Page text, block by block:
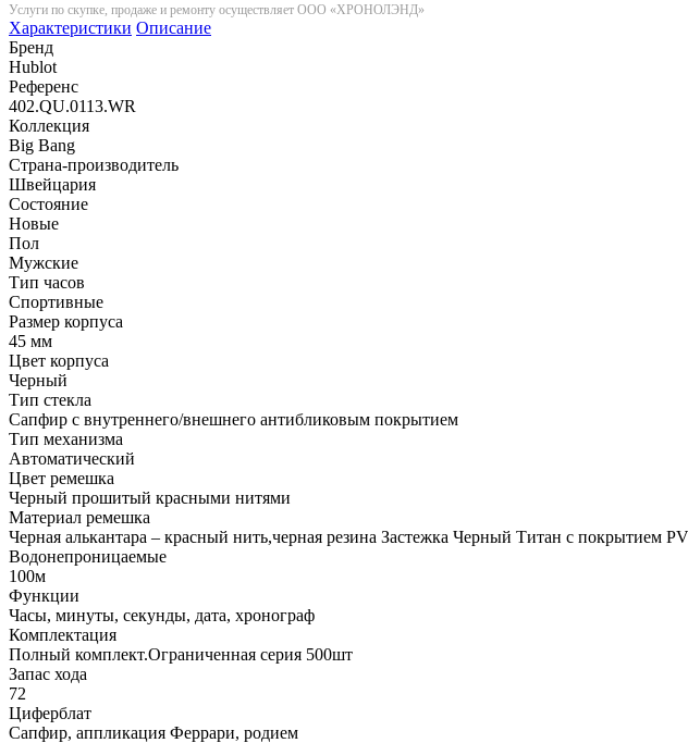
Услуги по скупке, продаже и ремонту осуществляет ООО «ХРОНОЛЭНД»
Характеристики Описание
Бренд
Hublot
Референс
402.QU.0113.WR
Коллекция
Big Bang
Страна-производитель
Швейцария
Состояние
Новые
Пол
Мужские
Тип часов
Спортивные
Размер корпуса
45 мм
Цвет корпуса
Черный
Тип стекла
Сапфир с внутреннего/внешнего антибликовым покрытием
Тип механизма
Автоматический
Цвет ремешка
Черный прошитый красными нитями
Материал ремешка
Черная алькантара – красный нить,черная резина Застежка Черный Титан с покрытием
Водонепроницаемые
100м
Функции
Часы, минуты, секунды, дата, хронограф
Комплектация
Полный комплект.Ограниченная серия 500шт
Запас хода
72
Циферблат
Сапфир, аппликация Феррари, родием